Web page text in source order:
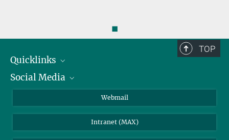
◼
TOP
Quicklinks
IMPRS Graduiertenschule
Wetterstation
Social Media
BlueSky
Webmail
Intranet (MAX)